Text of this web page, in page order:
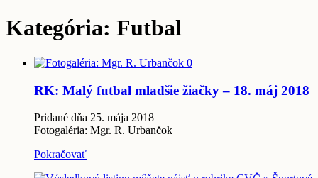
Kategória: Futbal
0
RK: Malý futbal mladšie žiačky – 18. máj 2018
Pridané dňa 25. mája 2018
Fotogaléria: Mgr. R. Urbančok
Pokračovať